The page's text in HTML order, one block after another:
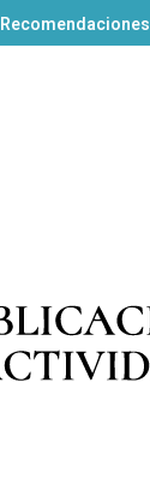
Recomendaciones